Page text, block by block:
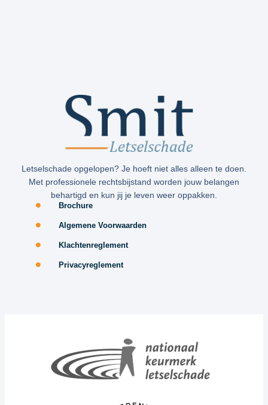
Letselschade opgelopen? Je hoeft niet alles alleen te doen.
Met professionele rechtsbijstand worden jouw belangen
behartigd en kun jij je leven weer oppakken.
Brochure
Algemene Voorwaarden
Klachtenreglement
Privacyreglement